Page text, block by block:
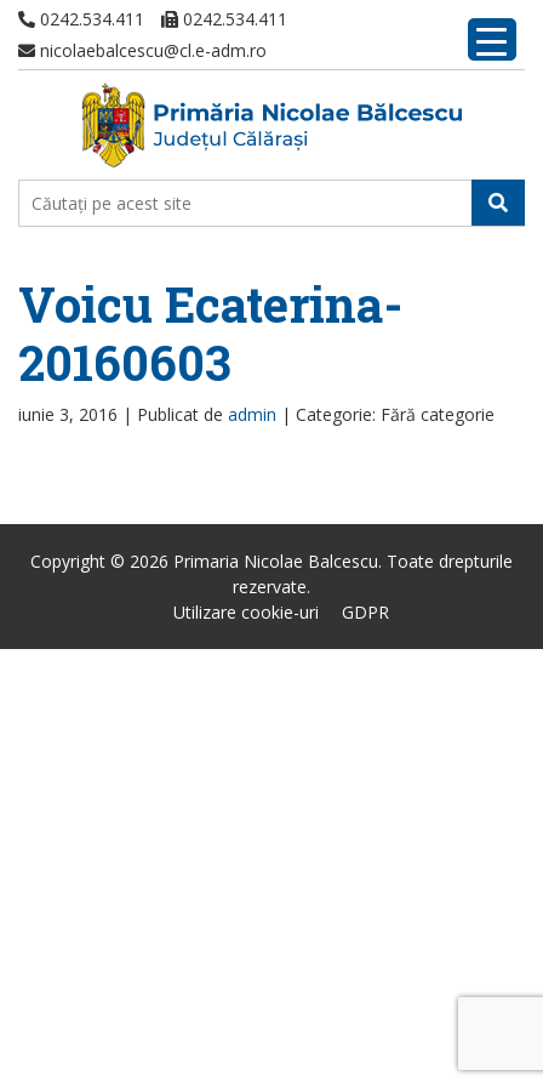
0242.534.411
0242.534.411
nicolaebalcescu@cl.e-adm.ro
Voicu Ecaterina-
20160603
iunie 3, 2016 | Publicat de admin | Categorie: Fără categorie
Copyright © 2026 Primaria Nicolae Balcescu. Toate drepturile
rezervate.
Utilizare cookie-uri
GDPR